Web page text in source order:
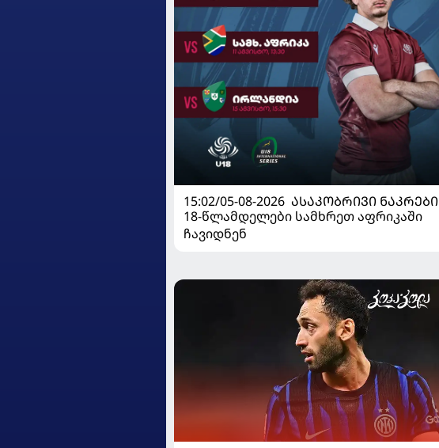
15:02/05-08-2026 ᲐᲡᲐᲙᲝᲑᲠᲘᲕᲘ ᲜᲐᲙᲠᲔᲑᲘ
18-წლამდელები სამხრეთ აფრიკაში
ჩავიდნენ